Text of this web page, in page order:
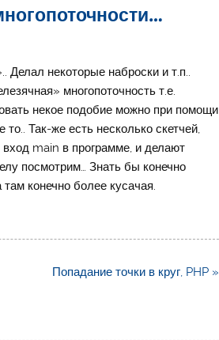
некоторые наброски и т.п..
многопоточность т.е.
некое подобие можно при помощи
Так-же есть несколько скетчей,
main в программе, и делают
посмотрим… Знать бы конечно
конечно более кусачая.
Попадание точки в круг, PHP »